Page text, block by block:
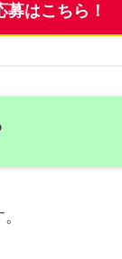
募はこちら！